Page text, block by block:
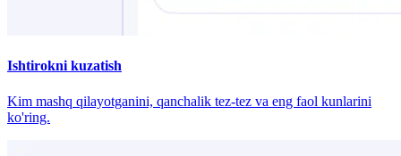
Ishtirokni kuzatish
Kim mashq qilayotganini, qanchalik tez-tez va eng faol kunlarini
ko'ring.